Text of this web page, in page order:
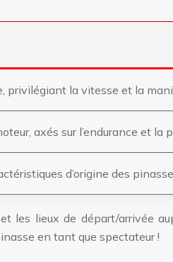
privilégiant la vitesse et la
axés sur l’endurance et la
d’origine des
les lieux de départ/arrivée
en tant que spectateur !